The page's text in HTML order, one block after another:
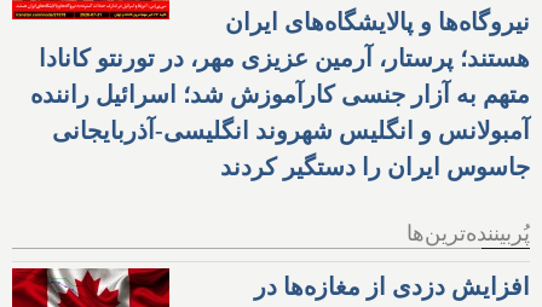
نیروگاه‌ها و پالایشگاه‌های ایران
هستند؛ پرستار، آرمین عزیزی مهر، در تورنتو کانادا
متهم به آزار جنسی کارآموزش شد؛ اسرائیل راننده
آمبولانس و انگلیس شهروند انگلیسی-آذربایجانی
جاسوس ایران را دستگیر کردند
پُربیننده‌ترین‌ها
افزایش دزدی از مغازه‌ها در